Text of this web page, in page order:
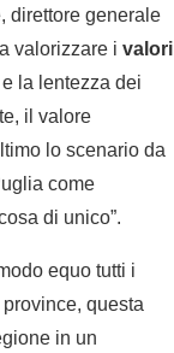
direttore generale
valorizzare i valori
la lentezza dei
il valore
lo scenario da
come
di unico”.
equo tutti i
questa
in un